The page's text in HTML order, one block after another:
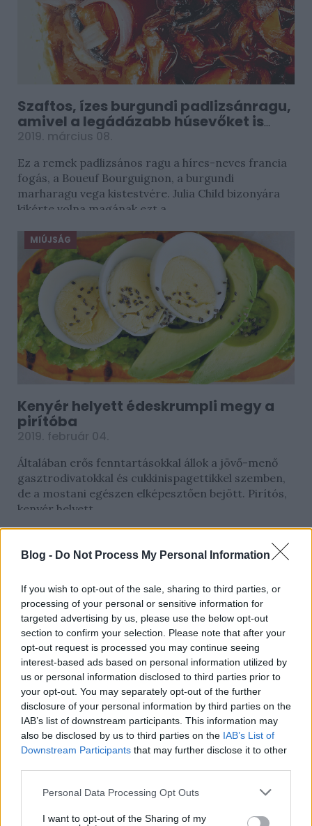
Blog - Do Not Process My Personal Information
If you wish to opt-out of the sale, sharing to third parties, or
processing of your personal or sensitive information for
targeted advertising by us, please use the below opt-out
section to confirm your selection. Please note that after your
opt-out request is processed you may continue seeing
interest-based ads based on personal information utilized by
us or personal information disclosed to third parties prior to
your opt-out. You may separately opt-out of the further
disclosure of your personal information by third parties on the
IAB’s list of downstream participants. This information may
also be disclosed by us to third parties on the IAB’s List of
Downstream Participants that may further disclose it to other
Please note that this website/app uses one or more Google
not limited to your visit or usage behaviour. You may click to
Personal Data Processing Opt Outs
I want to opt-out of the Sharing of my
Szaftos, ízes burgundi padlizsánragu,
amivel a legádázabb húsevőket is
lenyűgözzük
2019. március 08.
Ez a remek padlizsános ragu a híres-neves francia
fogás, a Boueuf Bourguignon, a burgundi
marharagu vega kistestvére. Julia Child bizonyára
kikérte volna magának ezt a...
MIÚJSÁG
Kenyér helyett édeskrumpli megy a
pirítóba
2019. február 04.
Általában erős fenntartásokkal állok a jövő-menő
gasztrodivatokkal és cukkinispagettikkel szemben,
de a mostani egészen elképesztően bejött. Pirítós,
kenyér helyett...
Rakott krumpli édesburgonyából:
sokkal egészségesebb
2019. január 25.
valamilyen ízről vagy illatról eszembe nem jut egy